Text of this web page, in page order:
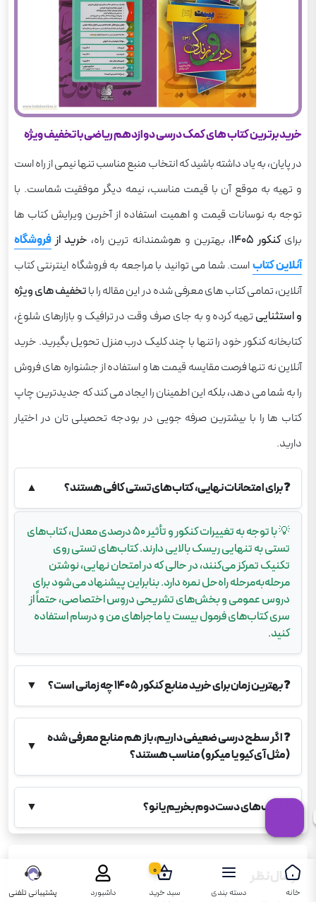
خرید برترین کتاب های کمک درسی دوازدهم ریاضی با تخفیف ویژه
در پایان، به یاد داشته باشید که انتخاب منبع مناسب تنها نیمی از راه است
و تهیه به موقع آن با قیمت مناسب، نیمه دیگر موفقیت شماست. با
توجه به نوسانات قیمت و اهمیت استفاده از آخرین ویرایش کتاب ها
برایکنکور ۱۴۰۵ ، بهترین و هوشمندانه ترین راه، خرید از فروشگاه‌
آنلاین کتاباست. شما می توانید با مراجعه به فروشگاه اینترنتی کتاب
آنلاین، تمامی کتاب های معرفی شده در این مقاله را باتخفیف های ویژه
و استثنایی تهیه کرده و به جای صرف وقت در ترافیک و بازارهای شلوغ،
کتابخانه کنکور خود را تنها با چند کلیک درب منزل تحویل بگیرید. خرید
آنلاین نه تنها فرصت مقایسه قیمت ها و استفاده از جشنواره های فروش
را به شما می دهد، بلکه این اطمینان را ایجاد می کند که جدیدترین چاپ
کتاب ها را با بیشترین صرفه جویی در بودجه تحصیلی تان در اختیار
دارید.
❓برای امتحانات نهایی، کتاب‌های تستی کافی هستند؟ ▲
💡
با توجه به تغییرات کنکور و تأثیر ۵۰ درصدی معدل، کتاب‌های
تستی به تنهایی ریسک بالایی دارند. کتاب‌های تستی روی
تکنیک تمرکز می‌کنند، در حالی که در امتحان نهایی، نوشتن
مرحله‌به‌مرحله راه‌حل نمره دارد. بنابراین پیشنهاد می‌شود برای
دروس عمومی و بخش‌های تشریحی دروس اختصاصی، حتماً از
سری کتاب‌های فرمول بیست یا ماجراهای من و درسام استفاده
کنید.
❓بهترین زمان برای خرید منابع کنکور ۱۴۰۵ چه زمانی است؟ ▼
❓اگر سطح درسی ضعیفی داریم، باز هم منابع معرفی شده
(مثل آی‌کیو یا میکرو) مناسب هستند؟
▼
کتاب‌های دست‌دوم بخریم یا نو؟ ▼
ارسال نظر
خانه دسته بندی
0
سبد خرید
داشبورد پشتیبانی تلفنی